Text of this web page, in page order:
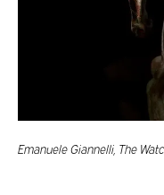
Emanuele Giannelli, The